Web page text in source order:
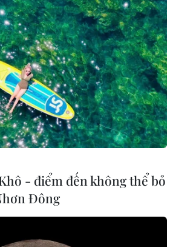
MỤC
tác du lịch với
- điểm đến không thể bỏ
Đông